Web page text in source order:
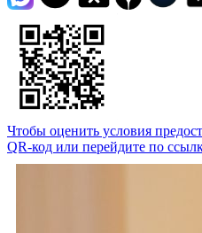
Чтобы оценить условия
QR-код или перейдите по